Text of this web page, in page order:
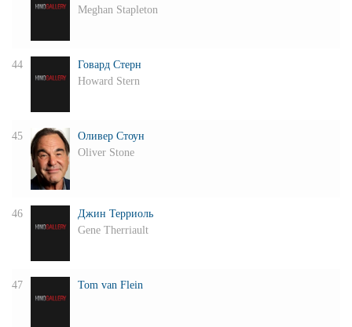
Meghan Stapleton
44
Говард Стерн
Howard Stern
45
Оливер Стоун
Oliver Stone
46
Джин Терриоль
Gene Therriault
47 Tom van Flein